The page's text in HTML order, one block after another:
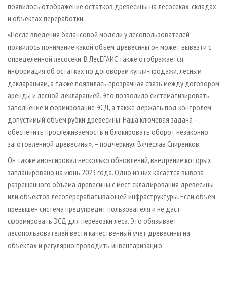
появилось отображение остатков древесины на лесосеках, складах
и объектах переработки.
«После введения балансовой модели у лесопользователей
появилось понимание какой объем древесины он может вывезти с
определенной лесосеки. В ЛесЕГАИС также отображается
информация об остатках по договорам купли-продажи, лесным
декларациям, а также появилась прозрачная связь между договором
аренды и лесной декларацией. Это позволило систематизировать
заполнение и формирование ЭСД, а также держать под контролем
допустимый объем рубки древесины. Наша ключевая задача –
обеспечить прослеживаемость и блокировать оборот незаконно
заготовленной древесины», – подчеркнул Вячеслав Спиренков.
Он также анонсировал несколько обновлений, внедрение которых
запланировано на июнь 2023 года. Одно из них касается вывоза
разрешенного объема древесины с мест складирования древесины
или объектов лесоперерабатывающей инфраструктуры. Если объем
превышен система предупредит пользователя и не даст
сформировать ЭСД для перевозки леса. Это обязывает
лесопользователей вести качественный учет древесины на
объектах и регулярно проводить инвентаризацию.